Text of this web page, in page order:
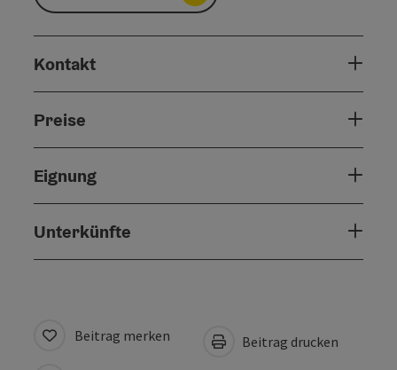
Kontakt
Preise
Eignung
Unterkünfte
Beitrag merken Beitrag drucken